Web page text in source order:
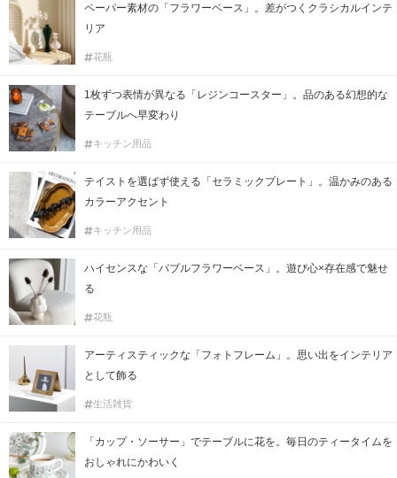
ペーパー素材の「フラワーベース」。差がつくクラシカルインテ
リア
花瓶
1枚ずつ表情が異なる「レジンコースター」。品のある幻想的な
テーブルへ早変わり
キッチン用品
テイストを選ばず使える「セラミックプレート」。温かみのある
カラーアクセント
キッチン用品
ハイセンスな「バブルフラワーベース」。遊び心×存在感で魅せ
る
花瓶
アーティスティックな「フォトフレーム」。思い出をインテリア
として飾る
生活雑貨
「カップ・ソーサー」でテーブルに花を。毎日のティータイムを
おしゃれにかわいく